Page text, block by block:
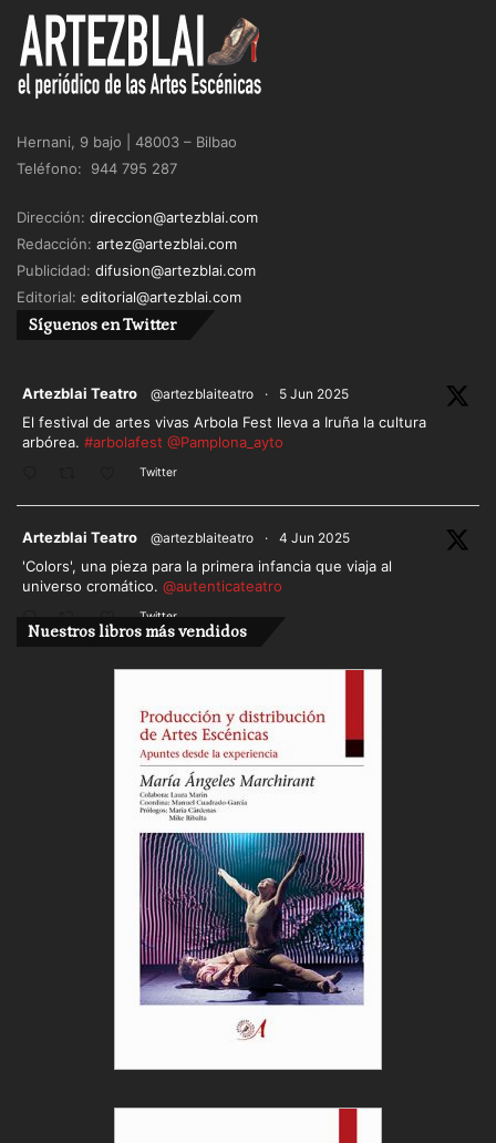
Hernani, 9 bajo | 48003 – Bilbao
Teléfono: 944 795 287
Dirección: direccion@artezblai.com
Redacción: artez@artezblai.com
Publicidad: difusion@artezblai.com
Editorial: editorial@artezblai.com
Síguenos en Twitter
Artezblai Teatro @artezblaiteatro · 5 Jun 2025
El festival de artes vivas Arbola Fest lleva a Iruña la cultura
arbórea. #arbolafest @Pamplona_ayto
Twitter
Artezblai Teatro @artezblaiteatro · 4 Jun 2025
'Colors', una pieza para la primera infancia que viaja al
universo cromático. @autenticateatro
Twitter
Cargar más
Nuestros libros más vendidos